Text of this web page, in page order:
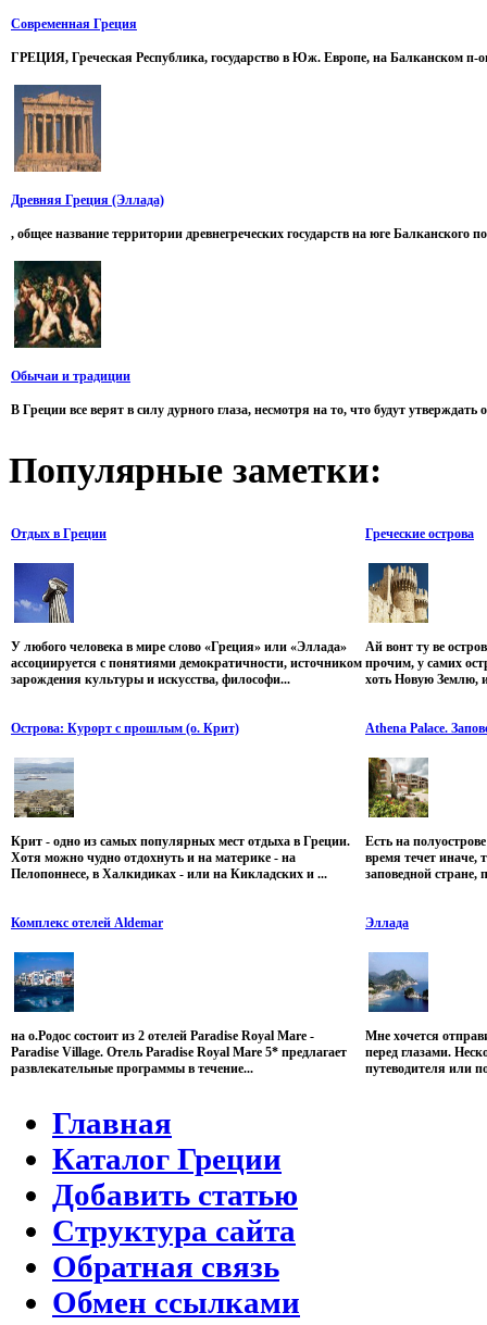
Современная Греция
ГРЕЦИЯ, Греческая Республика, государство в Юж. Европе, на Балканском п-
Древняя Греция (Эллада)
, общее название территории древнегреческих государств на юге Балканского
Обычаи и традиции
В Греции все верят в силу дурного глаза, несмотря на то, что будут
Популярные заметки:
Отдых в Греции
У любого человека в мире слово «Греция» или «Эллада»
ассоциируется с понятиями демократичности, источником
зарождения культуры и искусства, философи...
Греческие острова
Ай вонт ту ве
прочим, у самих
хоть Новую Землю,
Острова: Курорт с прошлым (о. Крит)
Крит - одно из самых популярных мест отдыха в Греции.
Хотя можно чудно отдохнуть и на материке - на
Пелопоннесе, в Халкидиках - или на Кикладских и ...
Athena Palace.
Есть на
время течет иначе,
заповедной стране,
Комплекс отелей Aldemar
на о.Родос состоит из 2 отелей Paradise Royal Mare -
Paradise Village. Отель Paradise Royal Mare 5* предлагает
развлекательные программы в течение...
Эллада
Мне хочется
перед глазами.
путеводителя или
Главная
Каталог Греции
Добавить статью
Структура сайта
Обратная связь
Обмен ссылками